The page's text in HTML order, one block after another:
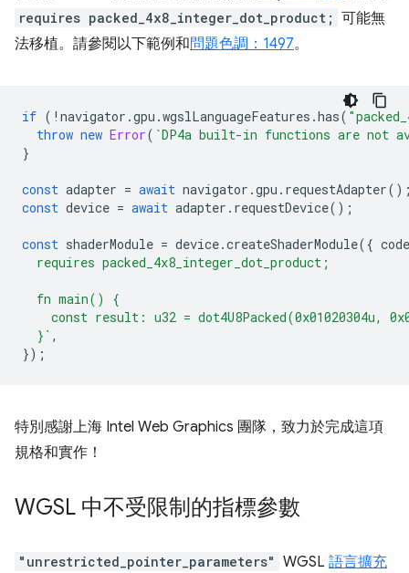
requires packed_4x8_integer_dot_product; 可能無
法移植。請參閱以下範例和問題色調：1497。
if ( ! navigator .gpu .wgslLanguageFeatures .has(
throw new Error( `DP4a built-in functions are not
}
const adapter = await navigator .gpu . requestAdapter
const device = await adapter . requestDevice();
const shaderModule = device.createShaderModule({ code
  requires packed_4x8_integer_dot_product;
  fn main() {
const result: u32 = dot4U8Packed(0x01020304u,
  }`
,
});
特別感謝上海 Intel Web Graphics 團隊，致力於完成這項
規格和實作！
WGSL 中不受限制的指標參數
"unrestricted_pointer_parameters" WGSL 語言擴充